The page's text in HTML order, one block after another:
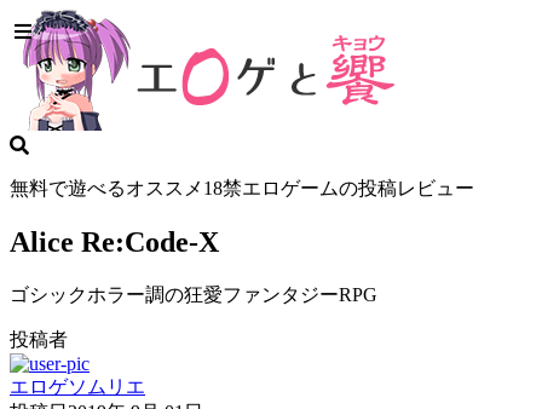
無料で遊べるオススメ18禁エロゲームの投稿レビュー
Alice Re:Code-X
ゴシックホラー調の狂愛ファンタジーRPG
投稿者
エロゲソムリエ